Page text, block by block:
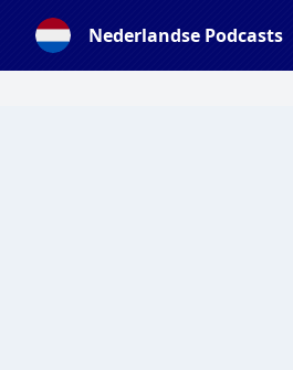
Nederlandse Podcasts